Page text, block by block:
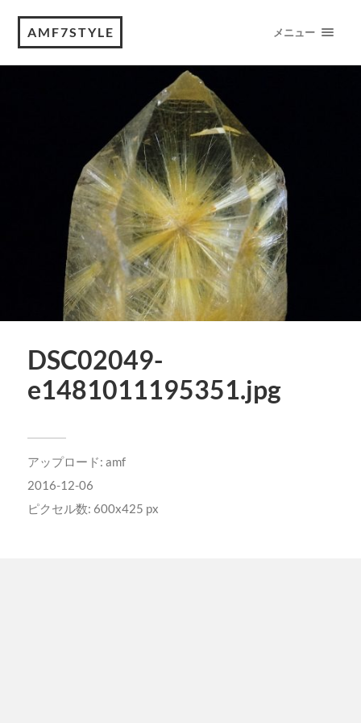
AMF7STYLE メニュー
DSC02049-
e1481011195351.jpg
アップロード: amf
2016-12-06
ピクセル数: 600x425 px